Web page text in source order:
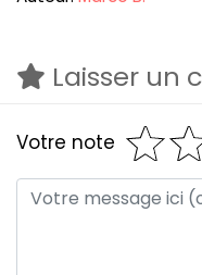
Laisser un
Votre note